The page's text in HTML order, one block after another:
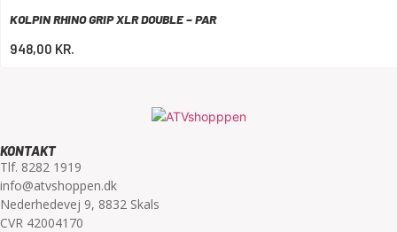
KOLPIN RHINO GRIP XLR DOUBLE – PAR
948,00 KR.
KONTAKT
Tlf. 8282 1919
info@atvshoppen.dk
Nederhedevej 9, 8832 Skals
CVR 42004170